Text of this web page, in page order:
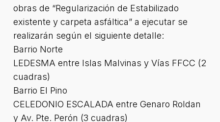
obras de “Regularización de Estabilizado
existente y carpeta asfáltica” a ejecutar se
realizarán según el siguiente detalle:
Barrio Norte
LEDESMA entre Islas Malvinas y Vías FFCC (2
cuadras)
Barrio El Pino
CELEDONIO ESCALADA entre Genaro Roldan
y Av. Pte. Perón (3 cuadras)